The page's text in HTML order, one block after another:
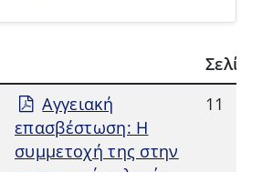
Σελίδα
Αγγειακή
επασβέστωση: Η
συμμετοχή της στην
11